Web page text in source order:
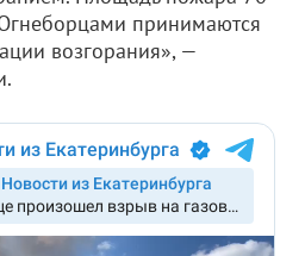
принимаются
возгорания», —